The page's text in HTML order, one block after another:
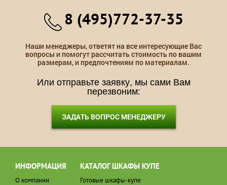
8 (495)772-37-35
Наши менеджеры, ответят на все интересующие Вас
вопросы и помогут рассчитать стоимость по вашим
размерам, и предпочтениям по материалам.
Или отправьте заявку, мы сами Вам
перезвоним:
ЗАДАТЬ ВОПРОС МЕНЕДЖЕРУ
ИНФОРМАЦИЯ
О компании
КАТАЛОГ ШКАФЫ КУПЕ
Готовые шкафы-купе